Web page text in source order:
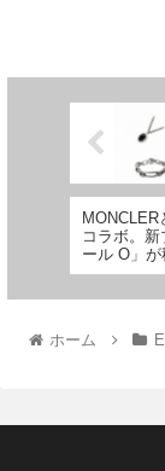
MONCLER
コラボ。
ール O」が
ホーム